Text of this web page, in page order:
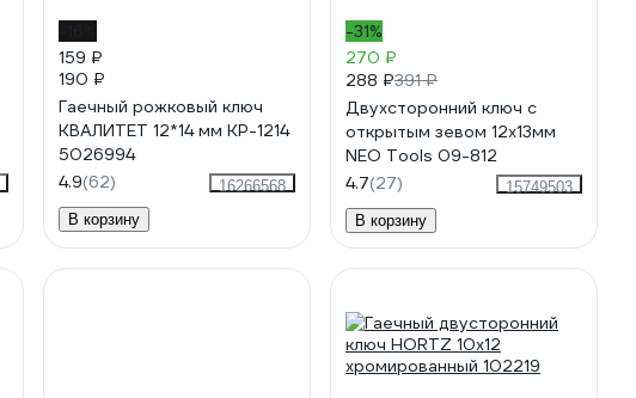
159 ₽
190 ₽
Гаечный рожковый ключ
КВАЛИТЕТ 12*14 мм КР-1214
5026994
4.9(62)
16266568
В корзину
-31%
270 ₽
288 ₽391 ₽
Двухсторонний ключ с
открытым зевом 12x13мм
NEO Tools 09-812
4.7(27)
15749503
В корзину